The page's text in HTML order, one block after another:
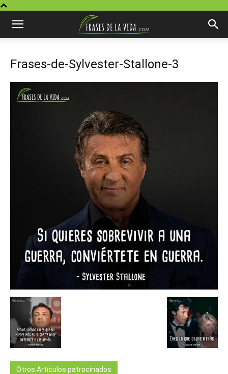
Frases-de-Sylvester-Stallone-3
Otros Artículos patrocinados